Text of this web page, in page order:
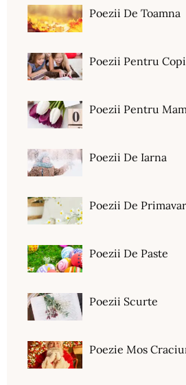
Poezii De Toamna
Poezii Pentru
Poezii Pentru
Poezii De Iarna
Poezii De
Poezii De Paste
Poezii Scurte
Poezie Mos